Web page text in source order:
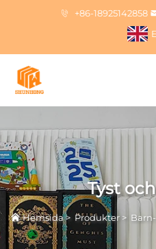
+86-18925142858
Tyst
Hemsida> Produkter >